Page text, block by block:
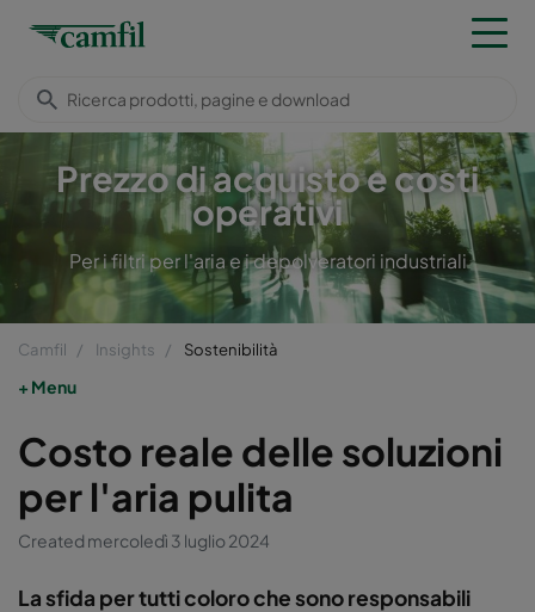
Prezzo di acquisto e costi
operativi
Per i filtri per l'aria e i depolveratori industriali
Camfil Insights Sostenibilità
Menu
Costo reale delle soluzioni
per l'aria pulita
Created mercoledì 3 luglio 2024
La sfida per tutti coloro che sono responsabili